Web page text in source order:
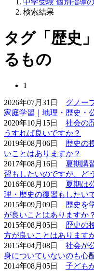
中学受験 個別指導の
検索結果
タグ「歴史
るもの
1
2026年07月31日 グノー
家庭学習｜地理・歴史・
2020年10月15日 社会の
うすれば良いですか？
2019年08月06日 歴史の
いことはありますか？
2017年08月16日 夏期講
習もしたいのですが、ど
2016年08月10日 夏期は
理・歴史の復習もしたい
2015年09月09日 歴史を
が良いことはありますか？
2015年08月05日 歴史の
方が良いことはあります
2015年04月08日 社会が
身についていないのも心
2014年08月05日 子ども